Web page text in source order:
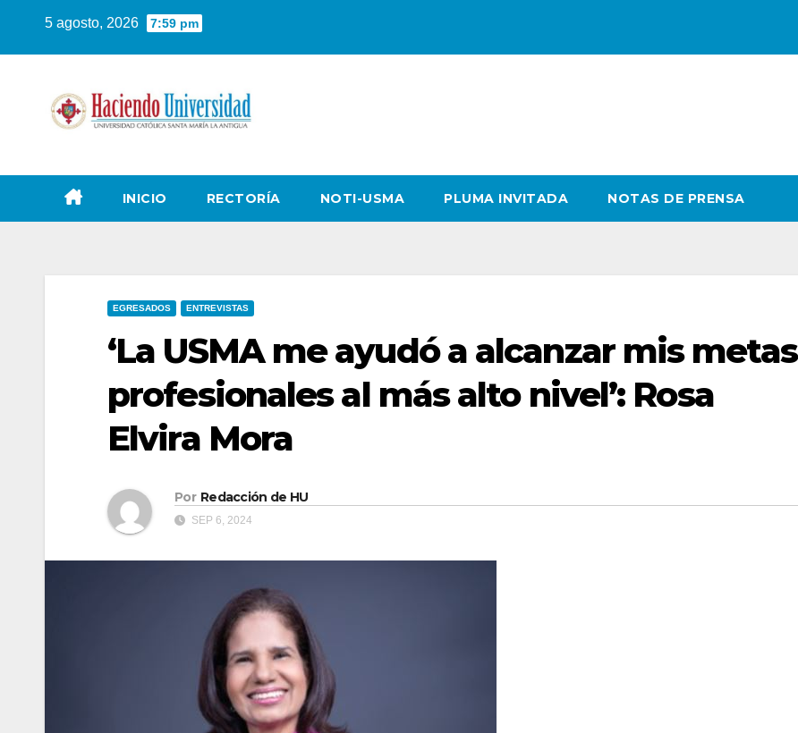
5 agosto, 2026 7:59 pm
INICIO RECTORÍA NOTI-USMA PLUMA INVITADA NOTAS DE PRENSA
EGRESADOS ENTREVISTAS
‘La USMA me ayudó a alcanzar mis metas
profesionales al más alto nivel’: Rosa
Elvira Mora
Por Redacción de HU
SEP 6, 2024